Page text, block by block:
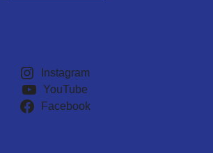
Instagram
YouTube
Facebook